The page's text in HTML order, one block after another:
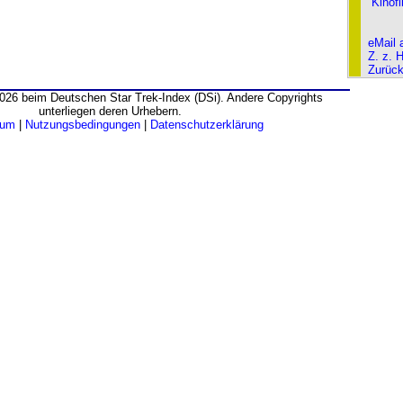
eMail
Z. z.
beim Deutschen Star Trek-Index (DSi). Andere Copyrights
unterliegen deren Urhebern.
Nutzungsbedingungen Datenschutzerklärung